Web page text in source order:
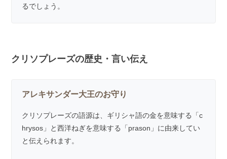
るでしょう。
クリソプレーズの歴史・言い伝え
アレキサンダー大王のお守り
クリソプレーズの語源は、ギリシャ語の金を意味する「c
hrysos」と西洋ねぎを意味する「prason」に由来してい
と伝えられます。